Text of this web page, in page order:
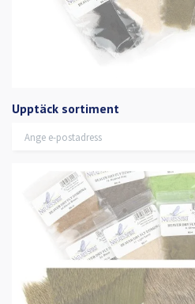
Upptäck sortiment